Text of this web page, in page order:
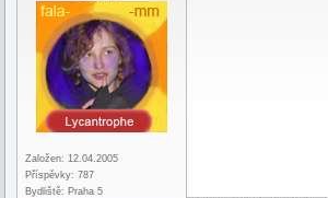
Založen: 12.04.2005
Příspěvky: 787
Bydliště: Praha 5